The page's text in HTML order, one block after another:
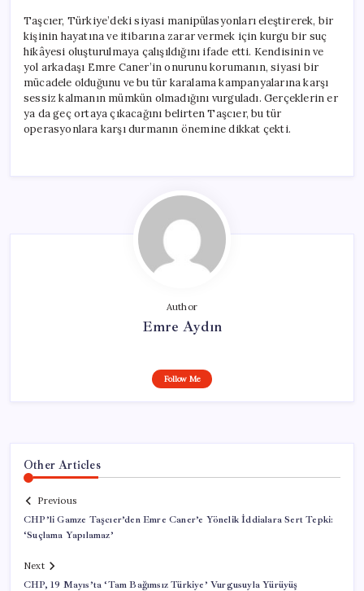
Taşcıer, Türkiye’deki siyasi manipülasyonları eleştirerek, bir
kişinin hayatına ve itibarına zarar vermek için kurgu bir suç
hikâyesi oluşturulmaya çalışıldığını ifade etti. Kendisinin ve
yol arkadaşı Emre Caner’in onurunu korumanın, siyasi bir
mücadele olduğunu ve bu tür karalama kampanyalarına karşı
sessiz kalmanın mümkün olmadığını vurguladı. Gerçeklerin er
ya da geç ortaya çıkacağını belirten Taşcıer, bu tür
operasyonlara karşı durmanın önemine dikkat çekti.
Author
Emre Aydın
Follow Me
Other Articles
Previous
CHP’li Gamze Taşcıer’den Emre Caner’e Yönelik İddialara Sert Tepki:
‘Suçlama Yapılamaz’
Next
CHP, 19 Mayıs’ta ‘Tam Bağımsız Türkiye’ Vurgusuyla Yürüyüş